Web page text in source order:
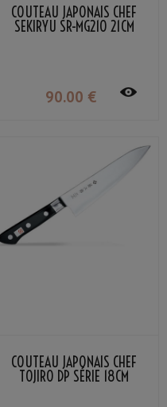
COUTEAU JAPONAIS CHEF
SEKIRYU SR-MG210 21CM
90.00 €
COUTEAU JAPONAIS CHEF
TOJIRO DP SÉRIE 18CM